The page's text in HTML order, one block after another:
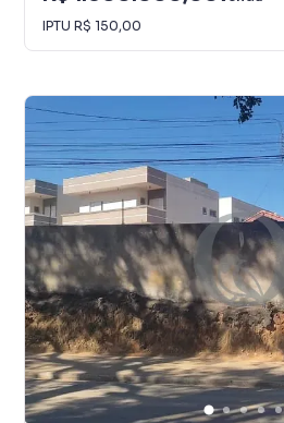
IPTU R$ 150,00